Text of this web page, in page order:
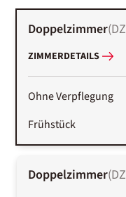
Doppelzimmer(DZ
ZIMMERDETAILS
Ohne Verpflegung
Frühstück
Doppelzimmer(DZ